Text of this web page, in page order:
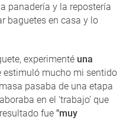
panadería y la repostería
baguetes en casa y lo
experimenté una
estimuló mucho mi sentido
pasaba de una etapa
en el ‘trabajo’ que
fue "muy